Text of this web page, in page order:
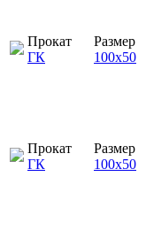
Прокат
ГК
Размер
100х50
Прокат
ГК
Размер
100х50